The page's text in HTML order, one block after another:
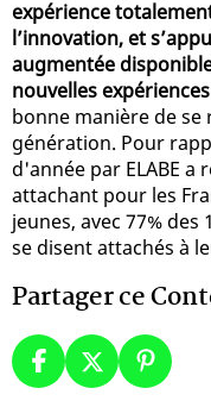
expérience
l’innovation, et
augmentée
nouvelles
bonne manière de
génération. Pour
d'année par ELABE
attachant pour les
jeunes, avec 77%
se disent attachés à
Partager ce